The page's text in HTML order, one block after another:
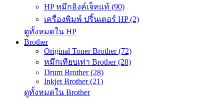
HP หมึกอิงค์เจ็ทแท้ (90)
เครื่องพิมพ์ ปริ้นเตอร์ HP (2)
ดูทั้งหมดใน HP
Brother
Original Toner Brother (72)
หมึกเทียบเท่า Brother (28)
Drum Brother (28)
Inkjet Brother (21)
ดูทั้งหมดใน Brother